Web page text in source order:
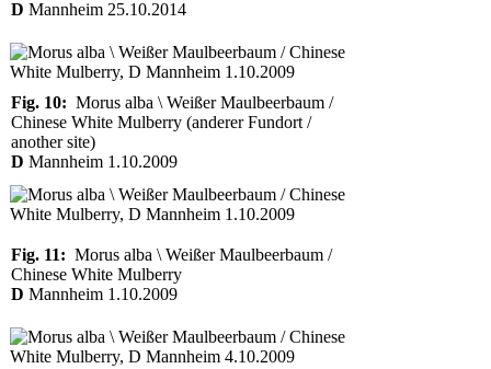
D Mannheim 25.10.2014
Fig. 10: Morus alba \ Weißer Maulbeerbaum /
Chinese White Mulberry (anderer Fundort /
another site)
D Mannheim 1.10.2009
Fig. 11: Morus alba \ Weißer Maulbeerbaum /
Chinese White Mulberry
D Mannheim 1.10.2009